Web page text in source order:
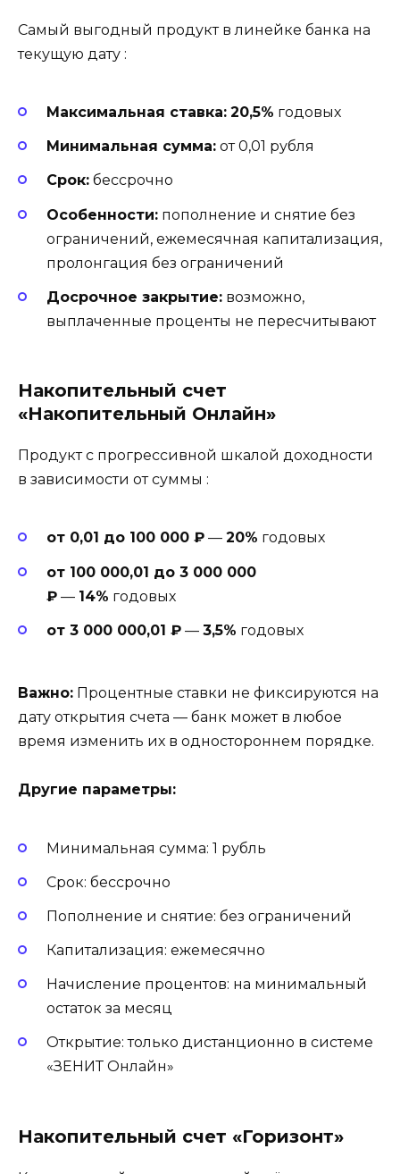
Самый выгодный продукт в линейке банка на
текущую дату :
Максимальная ставка: 20,5% годовых
Минимальная сумма: от 0,01 рубля
Срок: бессрочно
Особенности: пополнение и снятие без
ограничений, ежемесячная капитализация,
пролонгация без ограничений
Досрочное закрытие: возможно,
выплаченные проценты не пересчитывают
Накопительный счет
«Накопительный Онлайн»
Продукт с прогрессивной шкалой доходности
в зависимости от суммы :
от 0,01 до 100 000 ₽ — 20% годовых
от 100 000,01 до 3 000 000
₽ — 14% годовых
от 3 000 000,01 ₽ — 3,5% годовых
Важно: Процентные ставки не фиксируются на
дату открытия счета — банк может в любое
время изменить их в одностороннем порядке.
Другие параметры:
Минимальная сумма: 1 рубль
Срок: бессрочно
Пополнение и снятие: без ограничений
Капитализация: ежемесячно
Начисление процентов: на минимальный
остаток за месяц
Открытие: только дистанционно в системе
«ЗЕНИТ Онлайн»
Накопительный счет «Горизонт»